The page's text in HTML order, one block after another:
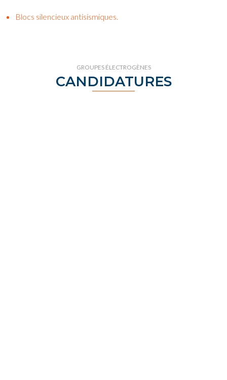
Blocs silencieux antisismiques.
GROUPES ÉLECTROGÈNES
CANDIDATURES